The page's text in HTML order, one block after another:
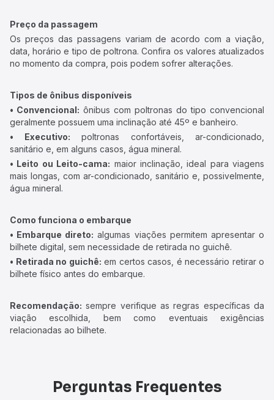
Preço da passagem
Os preços das passagens variam de acordo com a viação,
data, horário e tipo de poltrona. Confira os valores atualizados
no momento da compra, pois podem sofrer alterações.
Tipos de ônibus disponíveis
• Convencional: ônibus com poltronas do tipo convencional
geralmente possuem uma inclinação até 45º e banheiro.
• Executivo: poltronas confortáveis, ar-condicionado,
sanitário e, em alguns casos, água mineral.
• Leito ou Leito-cama: maior inclinação, ideal para viagens
mais longas, com ar-condicionado, sanitário e, possivelmente,
água mineral.
Como funciona o embarque
• Embarque direto: algumas viações permitem apresentar o
bilhete digital, sem necessidade de retirada no guichê.
• Retirada no guichê: em certos casos, é necessário retirar o
bilhete físico antes do embarque.
Recomendação: sempre verifique as regras específicas da
viação escolhida, bem como eventuais exigências
relacionadas ao bilhete.
Perguntas Frequentes